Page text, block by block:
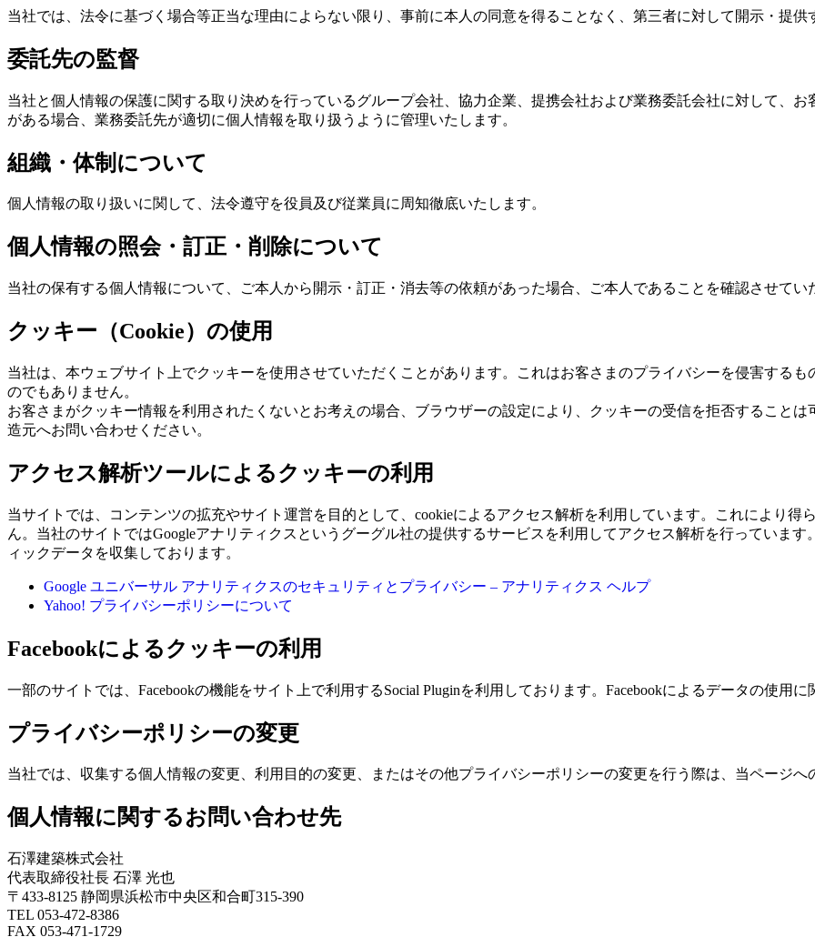
当社では、法令に基づく場合等正当な理由によらない限り、事前に本人の同意を得ることなく、第三者に対して開示・提供
委託先の監督
当社と個人情報の保護に関する取り決めを行っているグループ会社、協力企業、提携会社および業務委託会社に対して、
がある場合、業務委託先が適切に個人情報を取り扱うように管理いたします。
組織・体制について
個人情報の取り扱いに関して、法令遵守を役員及び従業員に周知徹底いたします。
個人情報の照会・訂正・削除について
当社の保有する個人情報について、ご本人から開示・訂正・消去等の依頼があった場合、ご本人であることを確認させて
クッキー（Cookie）の使用
当社は、本ウェブサイト上でクッキーを使用させていただくことがあります。これはお客さまのプライバシーを侵害する
のでもありません。
お客さまがクッキー情報を利用されたくないとお考えの場合、ブラウザーの設定により、クッキーの受信を拒否すること
造元へお問い合わせください。
アクセス解析ツールによるクッキーの利用
当サイトでは、コンテンツの拡充やサイト運営を目的として、cookieによるアクセス解析を利用しています。これにより
ん。当社のサイトではGoogleアナリティクスというグーグル社の提供するサービスを利用してアクセス解析を行っていま
ィックデータを収集しております。
Google ユニバーサル アナリティクスのセキュリティとプライバシー – アナリティクス ヘルプ
Yahoo! プライバシーポリシーについて
Facebookによるクッキーの利用
一部のサイトでは、Facebookの機能をサイト上で利用するSocial Pluginを利用しております。Facebookによるデータの使用
プライバシーポリシーの変更
当社では、収集する個人情報の変更、利用目的の変更、またはその他プライバシーポリシーの変更を行う際は、当ページ
個人情報に関するお問い合わせ先
石澤建築株式会社
代表取締役社長 石澤 光也
〒433-8125 静岡県浜松市中央区和合町315-390
TEL 053-472-8386
FAX 053-471-1729